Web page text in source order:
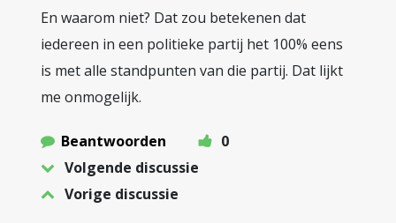
En waarom niet? Dat zou betekenen dat
iedereen in een politieke partij het 100% eens
is met alle standpunten van die partij. Dat lijkt
me onmogelijk.
Beantwoorden
0
Volgende discussie
Vorige discussie